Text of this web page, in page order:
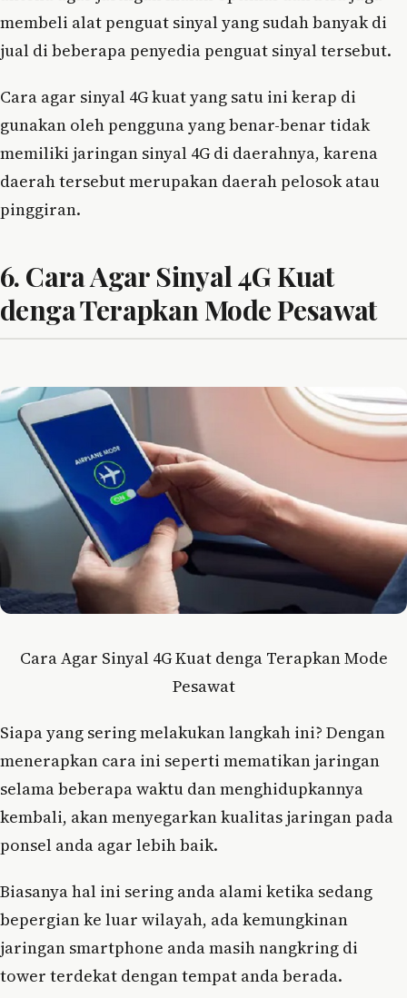
membeli alat penguat sinyal yang sudah banyak di
jual di beberapa penyedia penguat sinyal tersebut.
Cara agar sinyal 4G kuat yang satu ini kerap di
gunakan oleh pengguna yang benar-benar tidak
memiliki jaringan sinyal 4G di daerahnya, karena
daerah tersebut merupakan daerah pelosok atau
pinggiran.
6. Cara Agar Sinyal 4G Kuat
denga Terapkan Mode Pesawat
Cara Agar Sinyal 4G Kuat denga Terapkan Mode
Pesawat
Siapa yang sering melakukan langkah ini? Dengan
menerapkan cara ini seperti mematikan jaringan
selama beberapa waktu dan menghidupkannya
kembali, akan menyegarkan kualitas jaringan pada
ponsel anda agar lebih baik.
Biasanya hal ini sering anda alami ketika sedang
bepergian ke luar wilayah, ada kemungkinan
jaringan smartphone anda masih nangkring di
tower terdekat dengan tempat anda berada.